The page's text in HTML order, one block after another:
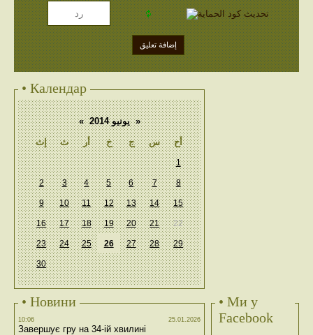
• Календар
« يونيو 2014 »
إث
ث أر خ ج س أح
1
2 3 4 5 6 7 8
9 10 11 12 13 14 15
16 17 18 19 20 21 22
23 24 25 26 27 28 29
30
• Новини
10:06 25.01.2026
Завершує гру на 34-ій хвилині
• Ми у
Facebook